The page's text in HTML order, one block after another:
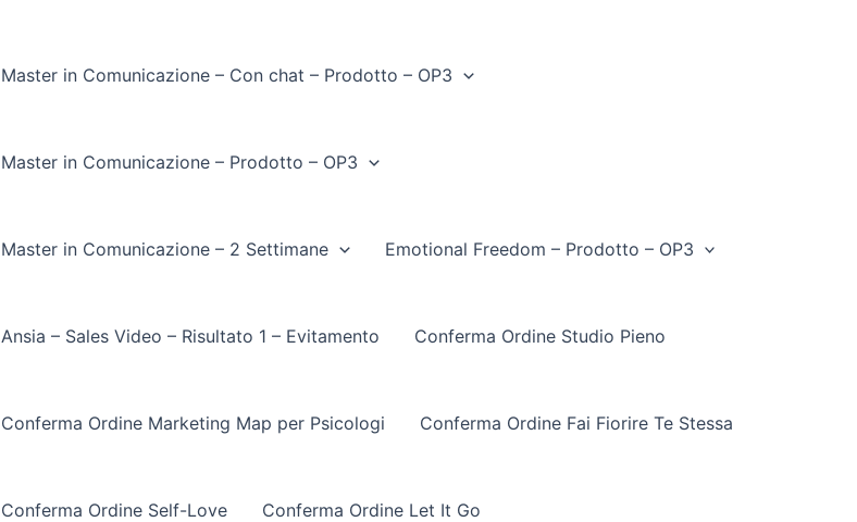
Master in Comunicazione – Con chat – Prodotto – OP3
Master in Comunicazione – Prodotto – OP3
Master in Comunicazione – 2 Settimane Emotional Freedom – Prodotto – OP3
Ansia – Sales Video – Risultato 1 – Evitamento Conferma Ordine Studio Pieno
Conferma Ordine Marketing Map per Psicologi Conferma Ordine Fai Fiorire Te Stessa
Conferma Ordine Self-Love Conferma Ordine Let It Go